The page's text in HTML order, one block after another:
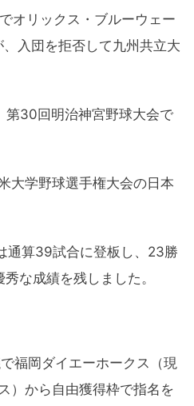
オリックス・ブルーウェー
入団を拒否して九州共立大
30回明治神宮野球大会で
大学野球選手権大会の日本
通算39試合に登板し、23勝
な成績を残しました。
福岡ダイエーホークス（現
）から自由獲得枠で指名を